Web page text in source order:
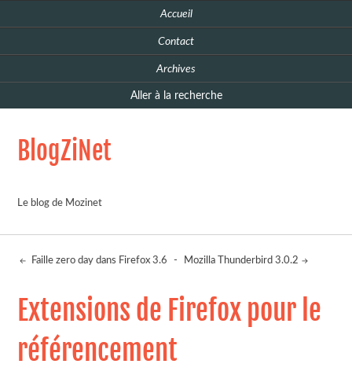
Accueil
Contact
Archives
Aller à la recherche
BlogZiNet
Le blog de Mozinet
Faille zero day dans Firefox 3.6 - Mozilla Thunderbird 3.0.2
Extensions de Firefox pour le
référencement